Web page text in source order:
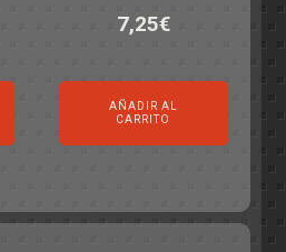
7,25€
AÑADIR AL
CARRITO